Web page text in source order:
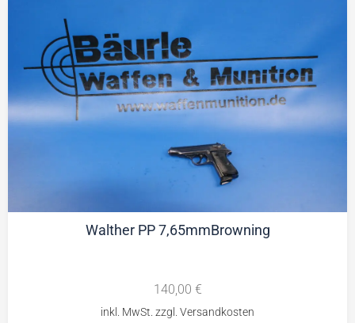
Walther PP 7,65mmBrowning
140,00 €